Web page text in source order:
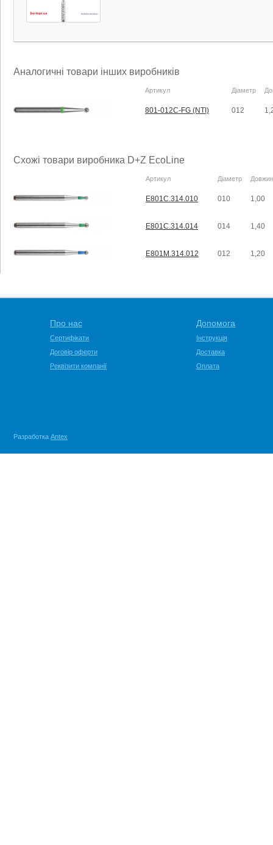
Аналогичні товари інших виробників
Артикул Діаметр
801-012C-FG (NTI) 012
Схожі товари виробника D+Z EcoLine
Артикул Діаметр
E801C.314.010 010 1,00
E801C.314.014 014 1,40
E801M.314.012 012 1,20
Про нас
Сертифікати
Договір оферти
Реквізити компанії
Допомога
Інструкція
Доставка
Оплата
Разработка Antex